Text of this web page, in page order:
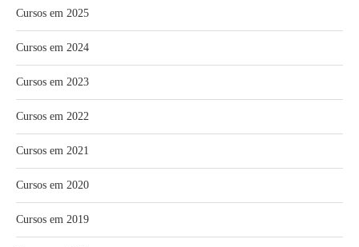
Cursos em 2025
Cursos em 2024
Cursos em 2023
Cursos em 2022
Cursos em 2021
Cursos em 2020
Cursos em 2019